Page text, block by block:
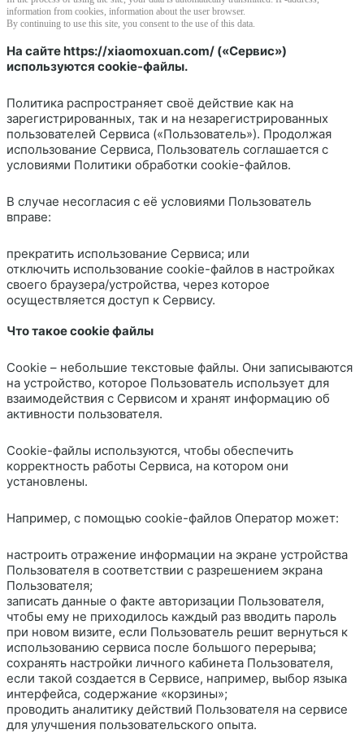
information from cookies, information about the user browser.
By continuing to use this site, you consent to the use of this data.
На сайте https://xiaomoxuan.com/ («Сервис»)
используются cookie-файлы.
Политика распространяет своё действие как на
зарегистрированных, так и на незарегистрированных
пользователей Сервиса («Пользователь»). Продолжая
использование Сервиса, Пользователь соглашается с
условиями Политики обработки cookie-файлов.
В случае несогласия с её условиями Пользователь
вправе:
прекратить использование Сервиса; или
отключить использование cookie-файлов в настройках
своего браузера/устройства, через которое
осуществляется доступ к Сервису.
Что такое cookie файлы
Cookie – небольшие текстовые файлы. Они записываются
на устройство, которое Пользователь использует для
взаимодействия с Сервисом и хранят информацию об
активности пользователя.
Cookie-файлы используются, чтобы обеспечить
корректность работы Сервиса, на котором они
установлены.
Например, с помощью cookie-файлов Оператор может:
настроить отражение информации на экране устройства
Пользователя в соответствии с разрешением экрана
Пользователя;
записать данные о факте авторизации Пользователя,
чтобы ему не приходилось каждый раз вводить пароль
при новом визите, если Пользователь решит вернуться к
использованию сервиса после большого перерыва;
сохранять настройки личного кабинета Пользователя,
если такой создается в Сервисе, например, выбор языка
интерфейса, содержание «корзины»;
проводить аналитику действий Пользователя на сервисе
для улучшения пользовательского опыта.